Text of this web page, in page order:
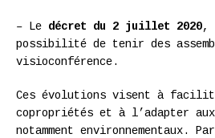
– Le décret du 2 juillet 2020,
possibilité de tenir des
visioconférence.
Ces évolutions visent à
copropriétés et à l’adapter aux
notamment environnementaux.